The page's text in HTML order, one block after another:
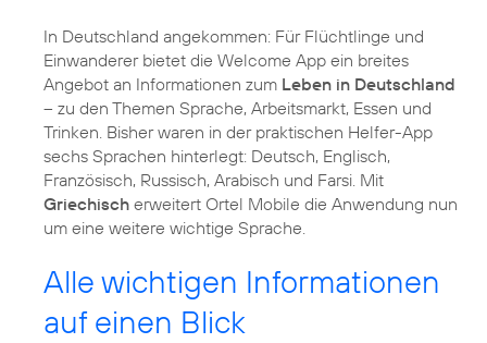
In Deutschland angekommen: Für Flüchtlinge und
Einwanderer bietet die Welcome App ein breites
Angebot an Informationen zum Leben in Deutschland
– zu den Themen Sprache, Arbeitsmarkt, Essen und
Trinken. Bisher waren in der praktischen Helfer-App
sechs Sprachen hinterlegt: Deutsch, Englisch,
Französisch, Russisch, Arabisch und Farsi. Mit
Griechisch erweitert Ortel Mobile die Anwendung nun
um eine weitere wichtige Sprache.
Alle wichtigen Informationen
auf einen Blick